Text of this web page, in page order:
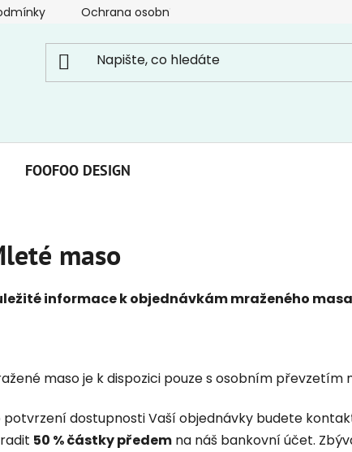
Ochrana osobních údajů
FOOFOO DESIGN
maso
informace k objednávkám mraženého
maso je k dispozici pouze s osobním převzetím
potvrzení dostupnosti Vaší objednávky budete
50 % částky předem na náš bankovní účet.